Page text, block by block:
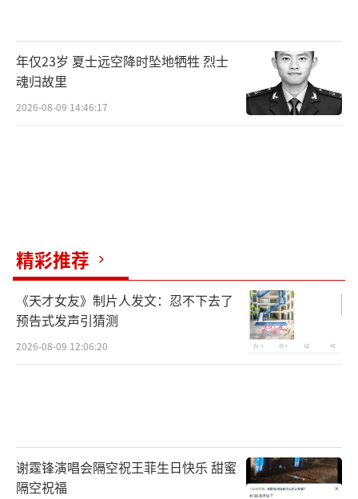
出现危机，朱莉向丈夫皮特提出离婚申请，并
要求对6位子女拥有抚养权。这对好莱坞最具吸
金力的夫妇却分道扬镳，让CP粉们颇为唏嘘。
年仅23岁 夏士远空降时坠地牺牲 烈士
魂归故里
2026-08-09 14:46:17
精彩推荐
《天才女友》制片人发文：忍不下去了
预告式发声引猜测
2026-08-09 12:06:20
谢霆锋演唱会隔空祝王菲生日快乐 甜蜜
隔空祝福